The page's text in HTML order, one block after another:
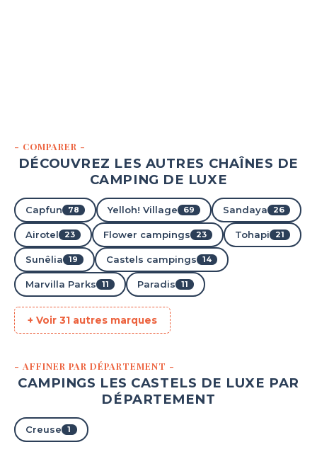
- COMPARER -
DÉCOUVREZ LES AUTRES CHAÎNES DE
CAMPING DE LUXE
Capfun 78 Yelloh! Village 69 Sandaya 26
Airotel 23 Flower campings 23 Tohapi 21
Sunêlia 19 Castels campings 14
Marvilla Parks 11 Paradis 11
+ Voir 31 autres marques
- AFFINER PAR DÉPARTEMENT -
CAMPINGS LES CASTELS DE LUXE PAR
DÉPARTEMENT
Creuse 1